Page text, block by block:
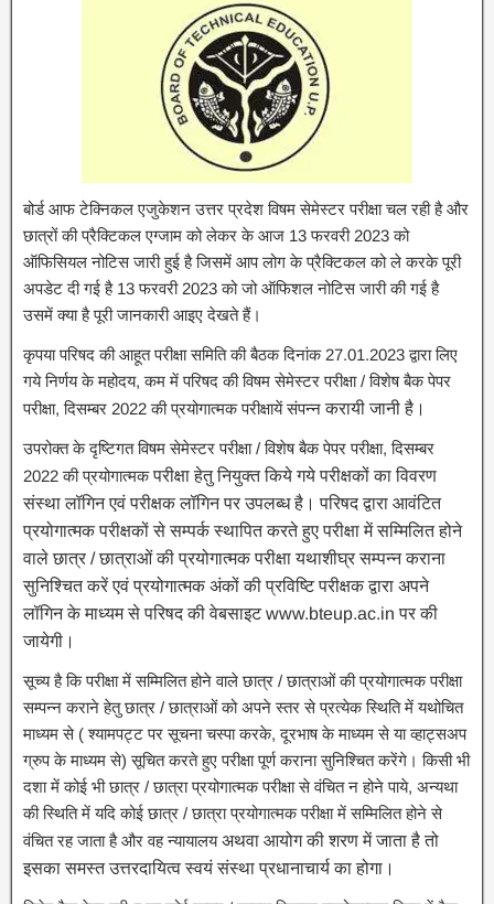
बोर्ड आफ टेक्निकल एजुकेशन उत्तर प्रदेश विषम सेमेस्टर परीक्षा चल रही है और
छात्रों की प्रैक्टिकल एग्जाम को लेकर के आज 13 फरवरी 2023 को
ऑफिसियल नोटिस जारी हुई है जिसमें आप लोग के प्रैक्टिकल को ले करके पूरी
अपडेट दी गई है 13 फरवरी 2023 को जो ऑफिशल नोटिस जारी की गई है
उसमें क्या है पूरी जानकारी आइए देखते हैं।
कृपया परिषद की आहूत परीक्षा समिति की बैठक दिनांक 27.01.2023 द्वारा लिए
गये निर्णय के महोदय, कम में परिषद की विषम सेमेस्टर परीक्षा / विशेष बैक पेपर
परीक्षा, दिसम्बर 2022 की प्रयोगात्मक परीक्षायें संपन्नकरायी जानी है।
उपरोक्त के दृष्टिगत विषम सेमेस्टर परीक्षा / विशेष बैक पेपर परीक्षा, दिसम्बर
2022 की प्रयोगात्मकपरीक्षा हेतु नियुक्त किये गये परीक्षकों का विवरण
संस्था लॉगिन एवं परीक्षक लॉगिन पर उपलब्ध है।परिषद द्वारा आवंटित
प्रयोगात्मक परीक्षकों से सम्पर्क स्थापित करते हुए परीक्षा में सम्मिलित होने
वालेछात्र / छात्राओं की प्रयोगात्मक परीक्षा यथाशीघ्र सम्पन्न कराना
सुनिश्चित करें एवं प्रयोगात्मक अंकों कीप्रविष्टि परीक्षक द्वारा अपने
लॉगिन के माध्यम से परिषद की वेबसाइट www.bteup.ac.in पर की
जायेगी।
सूच्य है कि परीक्षा में सम्मिलित होने वाले छात्र / छात्राओं की प्रयोगात्मक परीक्षा
सम्पन्न कराने हेतु छात्र / छात्राओं को अपने स्तर से प्रत्येक स्थिति में यथोचित
माध्यम से ( श्यामपट्ट पर सूचना चस्पा करके, दूरभाष के माध्यम से या व्हाट्सअप
ग्रुप के माध्यम से) सूचित करते हुए परीक्षा पूर्ण कराना सुनिश्चित करेंगे। किसी भी
दशा में कोई भी छात्र / छात्रा प्रयोगात्मक परीक्षा से वंचित न होने पाये, अन्यथा
की स्थिति में यदि कोई छात्र / छात्रा प्रयोगात्मक परीक्षा में सम्मिलित होने से
वंचित रह जाता है और वह न्यायालयअथवा आयोग की शरण में जाता है तो
इसका समस्त उत्तरदायित्व स्वयं संस्था प्रधानाचार्य का होगा।